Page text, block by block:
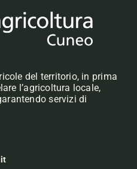
del territorio, in prima
l’agricoltura locale,
servizi di